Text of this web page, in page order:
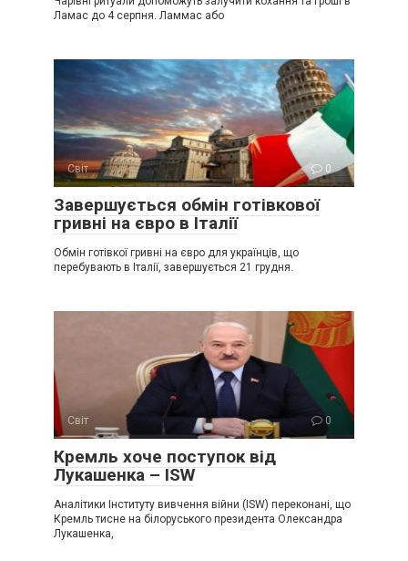
Ламас до 4 серпня. Ламмас або
Світ 0
Завершується обмін готівкової
гривні на євро в Італії
Обмін готівкої гривні на євро для українців, що
перебувають в Італії, завершується 21 грудня.
Світ 0
Крeмль хоче поступок від
Лукaшенка – ISW
Аналітики Інституту вивчення війни (ISW) переконані, що
Кремль тисне на білоруського президента Олександра
Лукашенка,